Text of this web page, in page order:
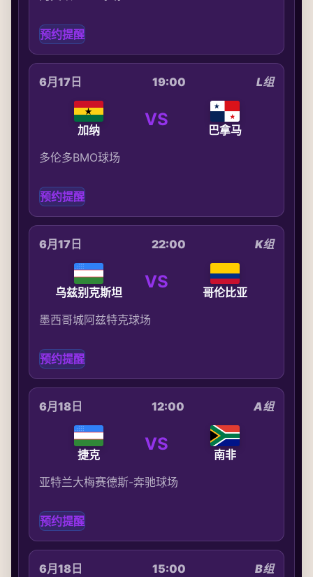
预约提醒
6月17日 19:00 L组
加纳
VS
巴拿马
多伦多BMO球场
预约提醒
6月17日 22:00 K组
乌兹别克斯坦
VS
哥伦比亚
墨西哥城阿兹特克球场
预约提醒
6月18日 12:00 A组
捷克
VS
南非
亚特兰大梅赛德斯-奔驰球场
预约提醒
6月18日 15:00 B组